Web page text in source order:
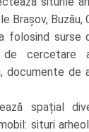
Brașov, Buzău,
folosind
de cercetare
documente de
spațial
situri